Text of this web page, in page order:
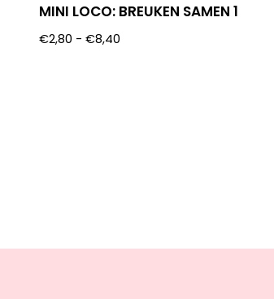
MINI LOCO: BREUKEN SAMEN 1
€2,80 - €8,40